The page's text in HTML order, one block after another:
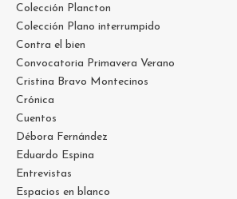
Colección Plancton
Colección Plano interrumpido
Contra el bien
Convocatoria Primavera Verano
Cristina Bravo Montecinos
Crónica
Cuentos
Débora Fernández
Eduardo Espina
Entrevistas
Espacios en blanco